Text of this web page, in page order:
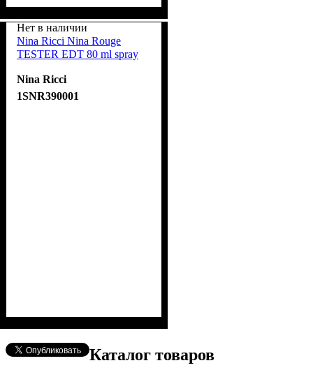
Нет в наличии
Nina Ricci Nina Rouge
TESTER EDT 80 ml spray
Nina Ricci
1SNR390001
Каталог товаров